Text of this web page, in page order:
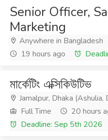
Senior Officer,
Marketing
Anywhere in Bangladesh
19 hours ago
মার্কেটিং এক্সিকিউটিভ
Jamalpur, Dhaka (Ashulia,
Full Time
20 hours
Deadline: Sep 5th 2026